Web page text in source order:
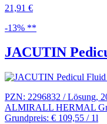
21,91 €
-13% **
JACUTIN
PZN: 2296832 / Lösung,
ALMIRALL HERMAL
Grundpreis: € 109,55 / 1l